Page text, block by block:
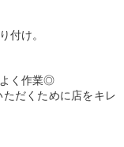
付け。
よく作業◎
だくために店をキレ